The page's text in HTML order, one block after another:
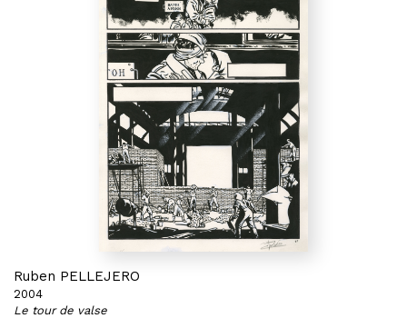
Ruben PELLEJERO
2004
Le tour de valse